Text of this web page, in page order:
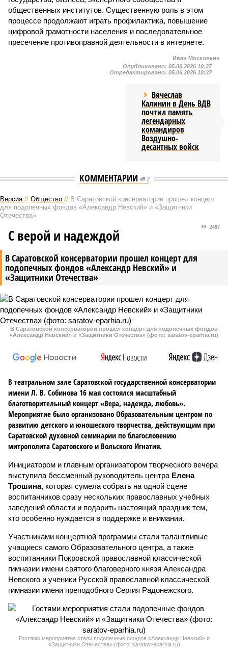
общественных институтов. Существенную роль в этом
процессе продолжают играть профилактика, повышение
цифровой грамотности населения и последовательное
пресечение противоправной деятельности в интернете.
Иван Московкин
Опубликовано: 05.06.2026 10:37
Отредактировано: 05.06.2026 10:37
Вячеслав
Калинин в День ВДВ
почтил память
легендарных
командиров
Воздушно-
десантных войск
КОММЕНТАРИИ 0
Версия // Общество // В Саратовской консерватории прошел концерт
для подопечных фондов «Александр Невский» и «Защитники
Отечества»
В Саратовской консерватории прошел концерт для
подопечных фондов «Александр Невский» и
«Защитники Отечества»
2497
С верой и надеждой
В Саратовской консерватории прошел концерт для подопечных фондов
«Александр Невский» и «Защитники Отечества» (фото: saratov-eparhia.ru)
В театральном зале Саратовской государственной консерватории
имени Л. В. Собинова 16 мая состоялся масштабный
благотворительный концерт «Вера, надежда, любовь».
Мероприятие было организовано Образовательным центром по
развитию детского и юношеского творчества, действующим при
Саратовской духовной семинарии по благословению
митрополита Саратовского и Вольского Игнатия.
Инициатором и главным организатором творческого вечера
выступила бессменный руководитель центра Елена
Трошина, которая сумела собрать на одной сцене
воспитанников сразу нескольких православных учебных
заведений области и подарить настоящий праздник тем,
кто особенно нуждается в поддержке и внимании.
Участниками концертной программы стали талантливые
учащиеся самого Образовательного центра, а также
воспитанники Покровской православной классической
гимназии имени святого благоверного князя Александра
Невского и ученики Русской православной классической
гимназии имени преподобного Сергия Радонежского.
Гостями мероприятия стали подопечные фондов «Александр Невский» и
«Защитники Отечества» (фото: saratov-eparhia.ru)